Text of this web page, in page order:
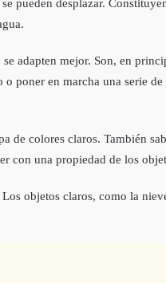
desplazar.
adapten mejor. Son, en
en marcha una serie
colores claros. También
con una propiedad de los
objetos claros, como la